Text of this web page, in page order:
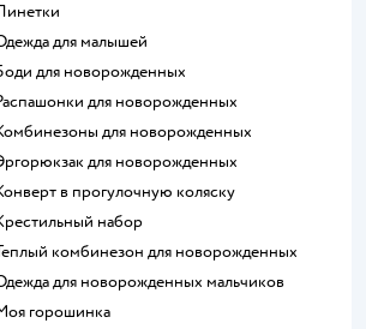
Пинетки
Одежда для малышей
Боди для новорожденных
Распашонки для новорожденных
Комбинезоны для новорожденных
Эргорюкзак для новорожденных
Конверт в прогулочную коляску
Крестильный набор
Теплый комбинезон для новорожденных
Одежда для новорожденных мальчиков
Моя горошинка